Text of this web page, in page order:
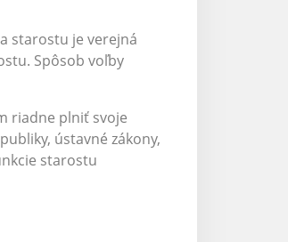
starostu je verejná
Spôsob voľby
riadne plniť svoje
ústavné zákony,
starostu